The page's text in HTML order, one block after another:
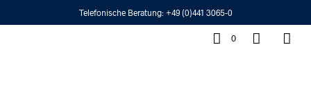
Telefonische Beratung: +49 (0)441 3065-0
0